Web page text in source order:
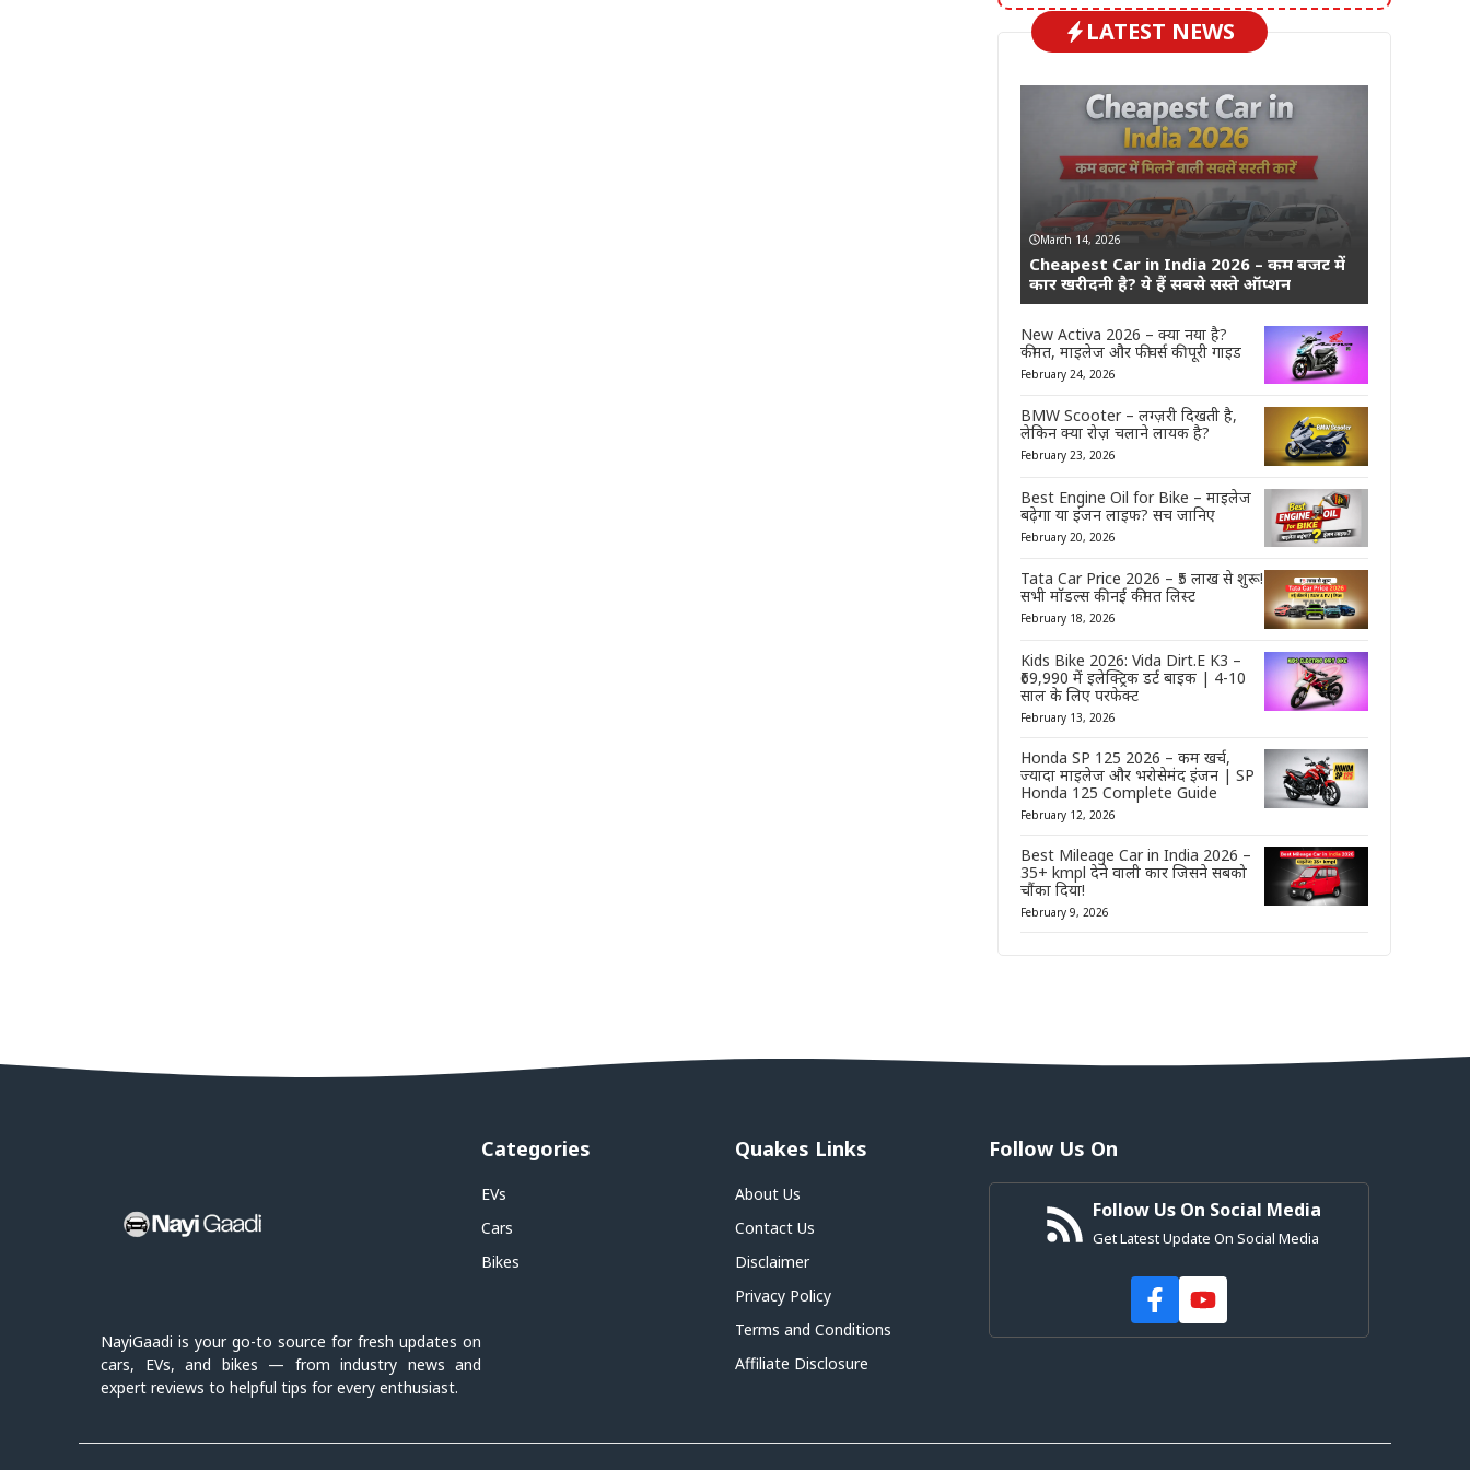
LATEST NEWS
March 14, 2026
Cheapest Car in India 2026 – कम बजट में
कार खरीदनी है? ये हैं सबसे सस्ते ऑप्शन
New Activa 2026 – क्या नया है?
कीमत, माइलेज और फीचर्स की पूरी गाइड
February 24, 2026
BMW Scooter – लग्ज़री दिखती है,
लेकिन क्या रोज़ चलाने लायक है?
February 23, 2026
Best Engine Oil for Bike – माइलेज
बढ़ेगा या इंजन लाइफ? सच जानिए
February 20, 2026
Tata Car Price 2026 – ₹5 लाख से शुरू!
सभी मॉडल्स की नई कीमत लिस्ट
February 18, 2026
Kids Bike 2026: Vida Dirt.E K3 –
₹69,990 में इलेक्ट्रिक डर्ट बाइक | 4-10
साल के लिए परफेक्ट
February 13, 2026
Honda SP 125 2026 – कम खर्च,
ज्यादा माइलेज और भरोसेमंद इंजन | SP
Honda 125 Complete Guide
February 12, 2026
Best Mileage Car in India 2026 –
35+ kmpl देने वाली कार जिसने सबको
चौंका दिया!
February 9, 2026
NayiGaadi is your go-to source for fresh updates on
cars, EVs, and bikes — from industry news and
expert reviews to helpful tips for every enthusiast.
Categories
EVs
Cars
Bikes
Quakes Links
About Us
Contact Us
Disclaimer
Privacy Policy
Terms and Conditions
Affiliate Disclosure
Follow Us On
Follow Us On Social Media
Get Latest Update On Social Media